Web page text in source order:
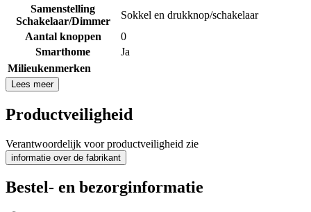
Samenstelling
Schakelaar/Dimmer
Sokkel en drukknop/schakelaar
Aantal knoppen
0
Smarthome
Ja
Milieukenmerken
Lees meer
Productveiligheid
Verantwoordelijk voor productveiligheid zie
informatie over de fabrikant
Bestel- en bezorginformatie